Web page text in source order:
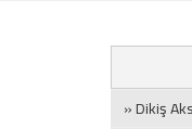
» Dikiş